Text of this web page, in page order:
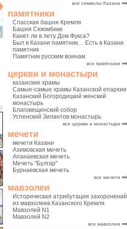
все символы Казани
памятники
Спасская башня Кремля
Башня Сююмбике
Канет ли в лету Дом Фукса?
Был в Казани памятник… Есть в Казани
памятник
Памятник русским воинам
все памятники
церкви и монастыри
казанские храмы
Самые-самые храмы Казанской епархии
Казанский Богородицкий женский
монастырь
Благовещенский собор
Успенский Зилантов монастырь
все церкви и монастыри
мечети
мечети Казани
Азимовская мечеть
Апанаевская мечеть
Мечеть "Булгар"
Бурнаевская мечеть
все мечети
мавзолеи
Историческая атрибутация захоронений
из мавзолеев Казанского Кремля
Мавзолей N1
Мавзолей N2
все мавзолеи